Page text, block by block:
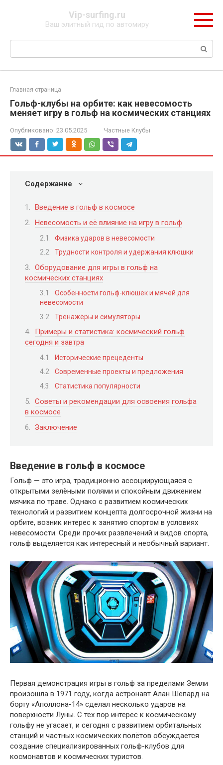
Vip-surfing.ru
Ваш элитный гид по автомиру
Поиск:
Главная страница
Гольф-клубы на орбите: как невесомость
меняет игру в гольф на космических станциях
Опубликовано: 23.05.2025 Частные Клубы
Содержание
Введение в гольф в космосе
Невесомость и её влияние на игру в гольф
Физика ударов в невесомости
Трудности контроля и удержания клюшки
Оборудование для игры в гольф на
космических станциях
Особенности гольф-клюшек и мячей для
невесомости
Тренажёры и симуляторы
Примеры и статистика: космический гольф
сегодня и завтра
Исторические прецеденты
Современные проекты и предложения
Статистика популярности
Советы и рекомендации для освоения гольфа
в космосе
Заключение
Введение в гольф в космосе
Гольф — это игра, традиционно ассоциирующаяся с
открытыми зелёными полями и спокойным движением
мячика по траве. Однако с развитием космических
технологий и развитием концепта долгосрочной жизни на
орбите, возник интерес к занятию спортом в условиях
невесомости. Среди прочих развлечений и видов спорта,
гольф выделяется как интересный и необычный вариант.
Первая демонстрация игры в гольф за пределами Земли
произошла в 1971 году, когда астронавт Алан Шепард на
борту «Аполлона-14» сделал несколько ударов на
поверхности Луны. С тех пор интерес к космическому
гольфу не угасает, и сегодня с развитием орбитальных
станций и частных космических полётов обсуждается
создание специализированных гольф-клубов для
космонавтов и космических туристов.